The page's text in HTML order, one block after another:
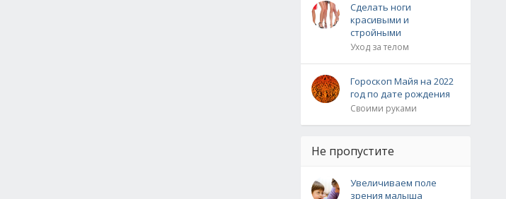
Сделать ноги
красивыми и
стройными
Уход за телом
Гороскоп Майя на 2022
год по дате рождения
Своими руками
Не пропустите
Увеличиваем поле
зрения малыша